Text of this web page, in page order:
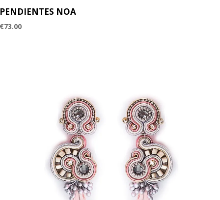
PENDIENTES NOA
€73.00